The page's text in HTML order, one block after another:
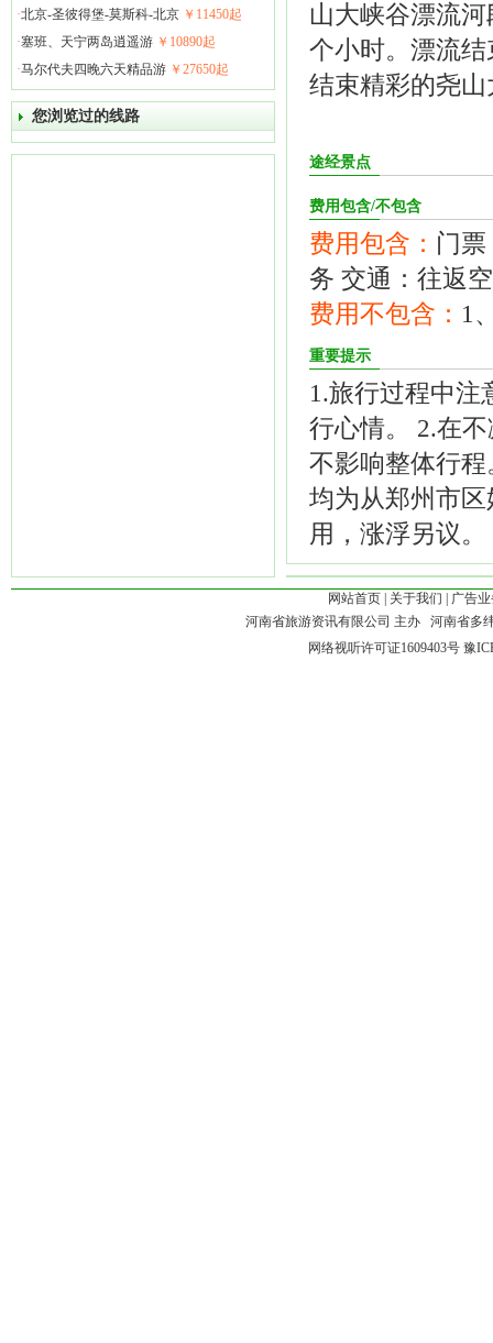
·北京-圣彼得堡-莫斯科-北京 ￥11450起
·塞班、天宁两岛逍遥游 ￥10890起
·马尔代夫四晚六天精品游 ￥27650起
您浏览过的线路
山大峡谷漂流
个小时。漂流
结束精彩的尧
途经景点
费用包含/不包含
费用包含： 门
务 交通：往返
费用不包含： 1
重要提示
1.旅行过程中注
行心情。 2.在
不影响整体行
均为从郑州市
用，涨浮另议。
网站首页 关于我们
广告
河南省旅游资讯有限公司 主办 河南省多
网络视听许可证1609403号豫